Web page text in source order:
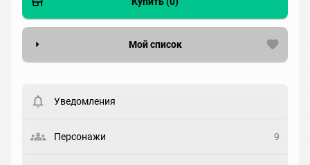
Мой список
Статус
Уведомления
Персонажи 9